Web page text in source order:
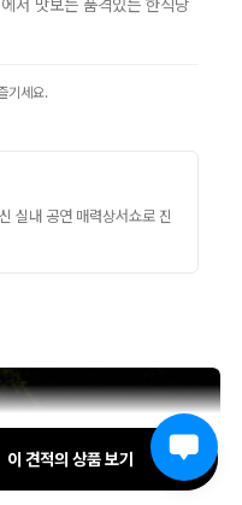
서 맛보는 품격있는 한식당
기세요.
실내 공연 매력상서쇼로 진
이 견적의 상품 보기